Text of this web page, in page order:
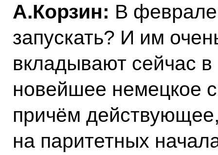
А.Корзин: В
запускать? И им
вкладывают сейчас
новейшее немецкое
причём
на паритетных